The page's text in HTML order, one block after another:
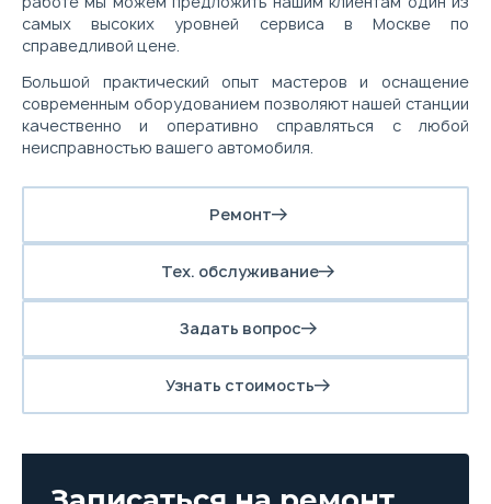
самых высоких уровней сервиса в Москве по
справедливой цене.
Большой практический опыт мастеров и оснащение
современным оборудованием позволяют нашей станции
качественно и оперативно справляться с любой
неисправностью вашего автомобиля.
Ремонт
Тех. обслуживание
Задать вопрос
Узнать стоимость